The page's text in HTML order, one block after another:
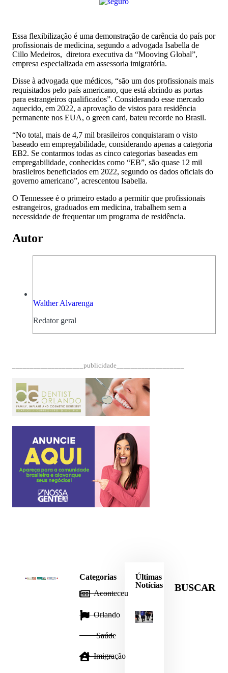
Essa flexibilização é uma demonstração de carência do país por
profissionais de medicina, segundo a advogada Isabella de
Cillo Medeiros, diretora executiva da “Mooving Global”,
empresa especializada em assessoria imigratória.
Disse à advogada que médicos, “são um dos profissionais mais
requisitados pelo país americano, que está abrindo as portas
para estrangeiros qualificados”. Considerando esse mercado
aquecido, em 2022, a aprovação de vistos para residência
permanente nos EUA, o green card, bateu recorde no Brasil.
“No total, mais de 4,7 mil brasileiros conquistaram o visto
baseado em empregabilidade, considerando apenas a categoria
EB2. Se contarmos todas as cinco categorias baseadas em
empregabilidade, conhecidas como “EB”, são quase 12 mil
brasileiros beneficiados em 2022, segundo os dados oficiais do
governo americano”, acrescentou Isabella.
O Tennessee é o primeiro estado a permitir que profissionais
estrangeiros, graduados em medicina, trabalhem sem a
necessidade de frequentar um programa de residência.
Autor
Walther Alvarenga
Redator geral
____________________publicidade___________________
Categorias
Aconteceu
Orlando
Saúde
Imigração
Últimas
Notícias
BUSCAR